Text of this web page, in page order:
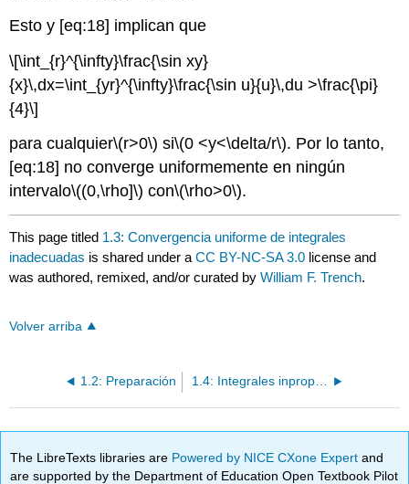
Esto y [eq:18] implican que
\[\int_{r}^{\infty}\frac{\sin xy}
{x}\,dx=\int_{yr}^{\infty}\frac{\sin u}{u}\,du >\frac{\pi}
{4}\]
para cualquier\(r>0\) si\(0 <y<\delta/r\). Por lo tanto,
[eq:18] no converge uniformemente en ningún
intervalo\((0,\rho]\) con\(\rho>0\).
This page titled 1.3: Convergencia uniforme de integrales
inadecuadas is shared under aCC BY-NC-SA 3.0 license and
was authored, remixed, and/or curated byWilliam F. Trench.
Volver arriba
1.2: Preparación 1.4: Integrales inpropias convergentes absolutamente uniformemente
The LibreTexts libraries are Powered by NICE CXone Expertand
are supported by the Department of Education Open Textbook Pilot